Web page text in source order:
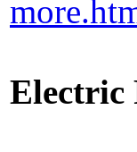
Electric